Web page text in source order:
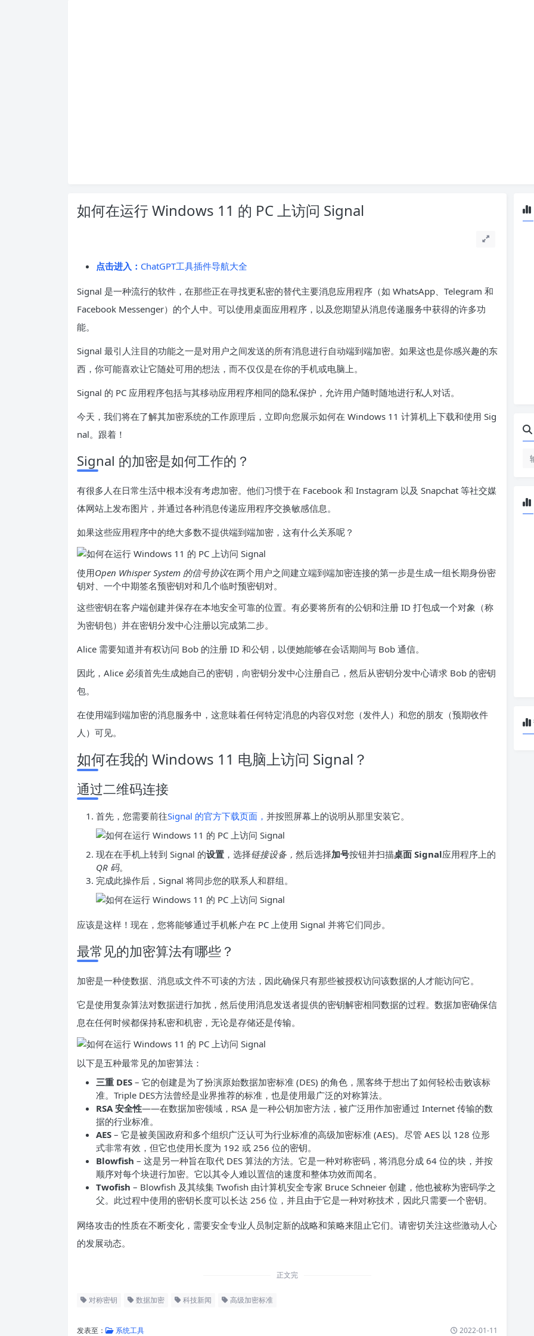
如何在运行 Windows 11 的 PC 上访问 Signal
点击进入： ChatGPT工具插件导航大全
Signal 是一种流行的软件，在那些正在寻找更私密的替代主要消息应用程序（如 WhatsApp、Telegram 和
Facebook Messenger）的个人中。可以使用桌面应用程序，以及您期望从消息传递服务中获得的许多功
能。
Signal 最引人注目的功能之一是对用户之间发送的所有消息进行自动端到端加密。如果这也是你感兴趣的东
西，你可能喜欢让它随处可用的想法，而不仅仅是在你的手机或电脑上。
Signal 的 PC 应用程序包括与其移动应用程序相同的隐私保护，允许用户随时随地进行私人对话。
今天，我们将在了解其加密系统的工作原理后，立即向您展示如何在 Windows 11 计算机上下载和使用 Sig
nal。跟着！
Signal 的加密是如何工作的？
有很多人在日常生活中根本没有考虑加密。他们习惯于在 Facebook 和 Instagram 以及 Snapchat 等社交媒
体网站上发布图片，并通过各种消息传递应用程序交换敏感信息。
如果这些应用程序中的绝大多数不提供端到端加密，这有什么关系呢？
使用Open Whisper System 的信号协议在两个用户之间建立端到端加密连接的第一步是生成一组长期身份密
钥对、一个中期签名预密钥对和几个临时预密钥对。
这些密钥在客户端创建并保存在本地安全可靠的位置。有必要将所有的公钥和注册 ID 打包成一个对象（称
为密钥包）并在密钥分发中心注册以完成第二步。
Alice 需要知道并有权访问 Bob 的注册 ID 和公钥，以便她能够在会话期间与 Bob 通信。
因此，Alice 必须首先生成她自己的密钥，向密钥分发中心注册自己，然后从密钥分发中心请求 Bob 的密钥
包。
在使用端到端加密的消息服务中，这意味着任何特定消息的内容仅对您（发件人）和您的朋友（预期收件
人）可见。
如何在我的 Windows 11 电脑上访问 Signal？
通过二维码连接
首先，您需要前往Signal 的官方下载页面， 并按照屏幕上的说明从那里安装它。
现在在手机上转到 Signal 的设置 ，选择链接设备， 然后选择加号按钮并扫描桌面 Signal应用程序上的
QR 码。
完成此操作后，Signal 将同步您的联系人和群组。
应该是这样！现在，您将能够通过手机帐户在 PC 上使用 Signal 并将它们同步。
最常见的加密算法有哪些？
加密是一种使数据、消息或文件不可读的方法，因此确保只有那些被授权访问该数据的人才能访问它。
它是使用复杂算法对数据进行加扰，然后使用消息发送者提供的密钥解密相同数据的过程。数据加密确保信
息在任何时候都保持私密和机密，无论是存储还是传输。
以下是五种最常见的加密算法：
三重 DES – 它的创建是为了扮演原始数据加密标准 (DES) 的角色，黑客终于想出了如何轻松击败该标
准。Triple DES方法曾经是业界推荐的标准，也是使用最广泛的对称算法。
RSA 安全性——在数据加密领域，RSA 是一种公钥加密方法，被广泛用作加密通过 Internet 传输的数
据的行业标准。
AES – 它是被美国政府和多个组织广泛认可为行业标准的高级加密标准 (AES)。尽管 AES 以 128 位形
式非常有效，但它也使用长度为 192 或 256 位的密钥。
Blowfish – 这是另一种旨在取代 DES 算法的方法。它是一种对称密码，将消息分成 64 位的块，并按
顺序对每个块进行加密。它以其令人难以置信的速度和整体功效而闻名。
Twofish – Blowfish 及其续集 Twofish 由计算机安全专家 Bruce Schneier 创建，他也被称为密码学之
父。此过程中使用的密钥长度可以长达 256 位，并且由于它是一种对称技术，因此只需要一个密钥。
网络攻击的性质在不断变化，需要安全专业人员制定新的战略和策略来阻止它们。请密切关注这些激动人心
的发展动态。
正文完
对称密钥 数据加密 科技新闻 高级加密标准
发表至： 系统工具 2022-01-11